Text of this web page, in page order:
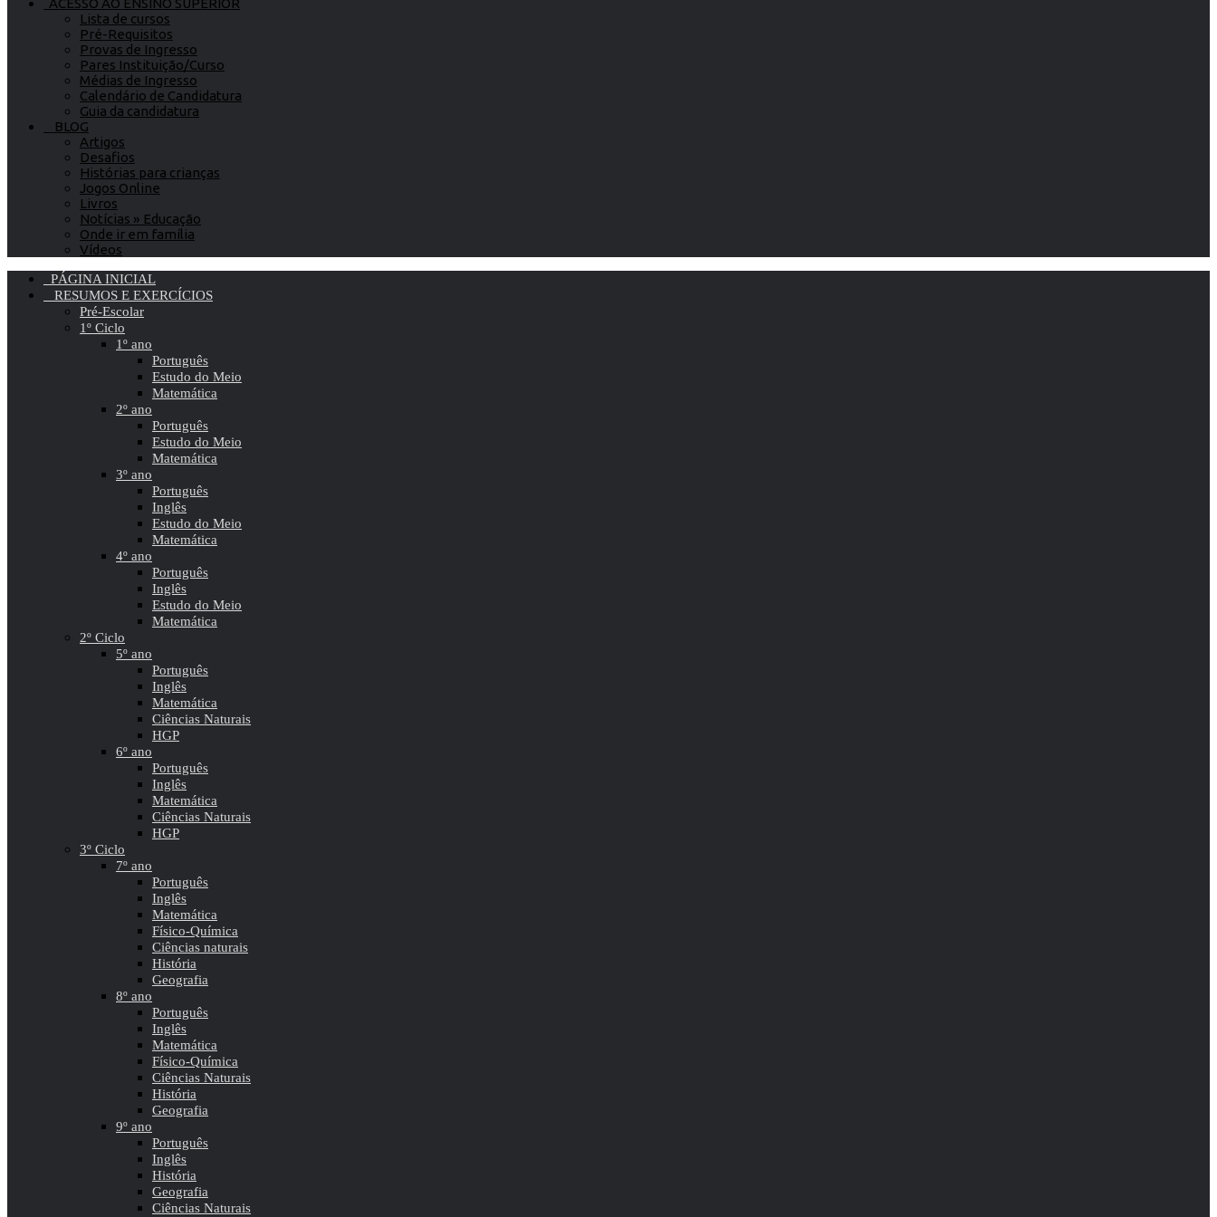
ACESSO AO ENSINO SUPERIOR
Lista de cursos
Pré-Requisitos
Provas de Ingresso
Pares Instituição/Curso
Médias de Ingresso
Calendário de Candidatura
Guia da candidatura
BLOG
Artigos
Desafios
Histórias para crianças
Jogos Online
Livros
Notícias » Educação
Onde ir em família
Vídeos
PÁGINA INICIAL
RESUMOS E EXERCÍCIOS
Pré-Escolar
1º Ciclo
1º ano
Português
Estudo do Meio
Matemática
2º ano
Português
Estudo do Meio
Matemática
3º ano
Português
Inglês
Estudo do Meio
Matemática
4º ano
Português
Inglês
Estudo do Meio
Matemática
2º Ciclo
5º ano
Português
Inglês
Matemática
Ciências Naturais
HGP
6º ano
Português
Inglês
Matemática
Ciências Naturais
HGP
3º Ciclo
7º ano
Português
Inglês
Matemática
Físico-Química
Ciências naturais
História
Geografia
8º ano
Português
Inglês
Matemática
Físico-Química
Ciências Naturais
História
Geografia
9º ano
Português
Inglês
História
Geografia
Ciências Naturais